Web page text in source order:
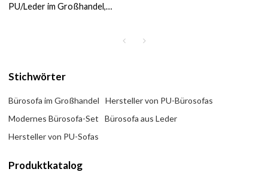
PU/Leder im Großhandel,
Stichwörter
Bürosofa im Großhandel
Hersteller von PU-Bürosofas
Modernes Bürosofa-Set
Bürosofa aus Leder
Hersteller von PU-Sofas
Produktkatalog